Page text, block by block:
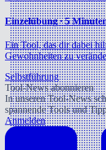
Einzelübung ∙ 5
Ein Tool, das dir dabei
Gewohnheiten zu
Selbstführung
Tool-News abonnieren
In unseren Tool-News
spannende Tools und
Anmelden